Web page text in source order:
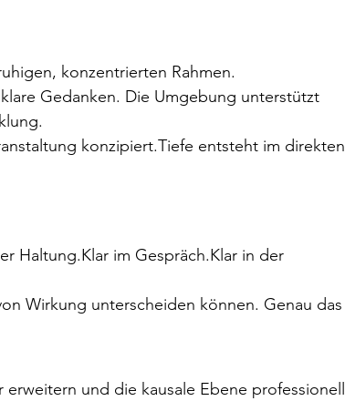
konzentrierten Rahmen.
Gedanken. Die Umgebung unterstützt
konzipiert.Tiefe entsteht im direkten
Haltung.Klar im Gespräch.Klar in der
Wirkung unterscheiden können. Genau das
und die kausale Ebene professionell